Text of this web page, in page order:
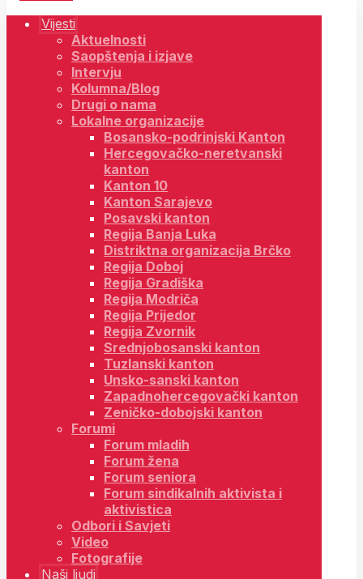
Vijesti
Aktuelnosti
Saopštenja i izjave
Intervju
Kolumna/Blog
Drugi o nama
Lokalne organizacije
Bosansko-podrinjski Kanton
Hercegovačko-neretvanski
kanton
Kanton 10
Kanton Sarajevo
Posavski kanton
Regija Banja Luka
Distriktna organizacija Brčko
Regija Doboj
Regija Gradiška
Regija Modriča
Regija Prijedor
Regija Zvornik
Srednjobosanski kanton
Tuzlanski kanton
Unsko-sanski kanton
Zapadnohercegovački kanton
Zeničko-dobojski kanton
Forumi
Forum mladih
Forum žena
Forum seniora
Forum sindikalnih aktivista i
aktivistica
Odbori i Savjeti
Video
Fotografije
Naši ljudi